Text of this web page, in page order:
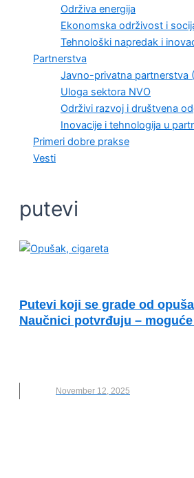
Održiva energija
Ekonomska održivost i
Tehnološki napredak i
Partnerstva
Javno-privatna partnerstva
Uloga sektora NVO
Održivi razvoj i društvena
Inovacije i tehnologija u
Primeri dobre prakse
Vesti
putevi
Putevi koji se grade od
Naučnici potvrđuju –
November 12, 2025